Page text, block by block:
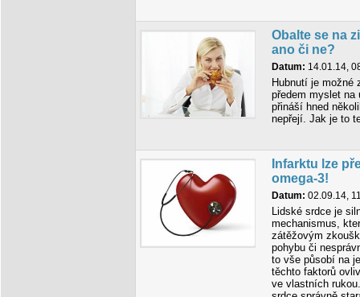
Obalte se na
ano či ne?
Datum: 14.01.14,
Hubnutí je možné
předem myslet na
přináší hned
nepřejí. Jak je to
Infarktu lze
omega-3!
Datum: 02.09.14,
Lidské srdce je
mechanismus,
zátěžovým
pohybu či
to vše působí na
těchto faktorů
ve vlastních